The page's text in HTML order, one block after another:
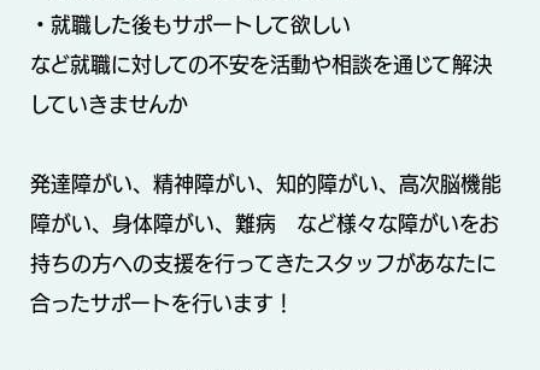
・就職した後もサポートして欲しい
など就職に対しての不安を活動や相談を通じて解決
していきませんか
発達障がい、精神障がい、知的障がい、高次脳機能
障がい、身体障がい、難病 など様々な障がいをお
持ちの方への支援を行ってきたスタッフがあなたに
合ったサポートを行います！